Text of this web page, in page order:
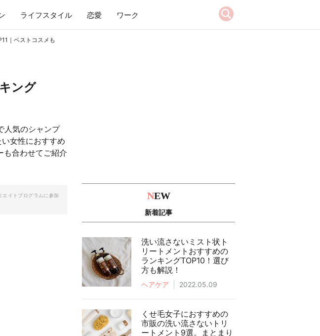
ライフスタイル 恋愛 ワーク
｜ベストコスメも
ング
人気のシャンプ
女性におすすめ
も合わせてご紹介
イトプログラムに参加
NEW
新着記事
洗い流さないミスト状ト
リートメントおすすめの
ランキングTOP10！選び
方も解説！
ヘアケア 2022.05.09
くせ毛女子におすすめの
市販の洗い流さないトリ
ートメント9選。まとまり